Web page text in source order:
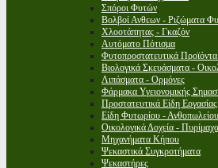
Σπόροι Φυτών
Βολβοί Ανθεων - Ριζώματα
Χλοοτάπητας - Γκαζόν
Αυτόματο Πότισμα
Φυτοπροστατευτικά
Βιολογικά Σκευάσματα -
Λιπάσματα - Ορμόνες
Φάρμακα Υγειονομικής
Προστατευτικά Είδη Εργασίας
Είδη Φυτωρίου - Ανθοπωλείου
Οικολογικά Δοχεία -
Μηχανήματα Κήπου
Ψεκαστικά Συγκροτήματα
Ψεκαστήρες